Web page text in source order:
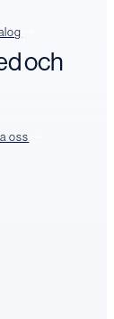
och
oss